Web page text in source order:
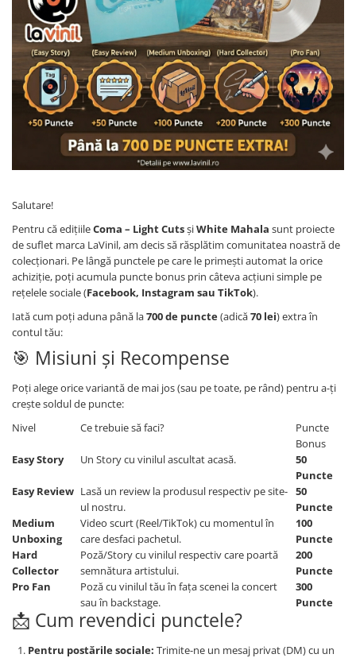
Salutare!
Pentru că edițiileComa – Light CutsșiWhite Mahala sunt proiecte
de suflet marca LaVinil, am decis să răsplătim comunitatea noastră de
colecționari. Pe lângă punctele pe care le primești automat la orice
achiziție, poți acumula puncte bonus prin câteva acțiuni simple pe
rețelele sociale (Facebook, Instagram sau TikTok).
Iată cum poți aduna până la700 de puncte(adică70 lei) extra în
contul tău:
🎯 Misiuni și Recompense
Poți alege orice variantă de mai jos (sau pe toate, pe rând) pentru a-ți
crește soldul de puncte:
Nivel
Ce trebuie să faci?
Puncte
Bonus
Easy Story
Un Story cu vinilul ascultat acasă.
50
Puncte
Easy Review Lasă un review la produsul respectiv pe site-
ul nostru.
50
Puncte
Medium
Unboxing
Video scurt (Reel/TikTok) cu momentul în
care desfaci pachetul.
100
Puncte
Hard
Collector
Poză/Story cu vinilul respectiv care poartă
semnătura artistului.
200
Puncte
Pro Fan
Poză cu vinilul tău în fața scenei la concert
sau în backstage.
300
Puncte
📩 Cum revendici punctele?
Pentru postările sociale: Trimite-ne un mesaj privat (DM) cu un